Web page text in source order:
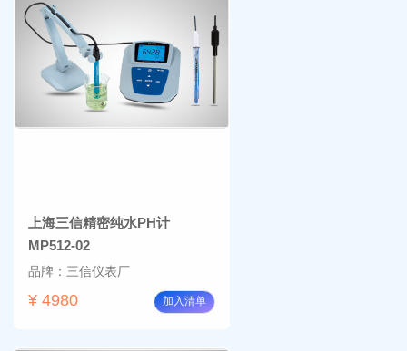
上海三信精密纯水PH计
MP512-02
品牌：三信仪表厂
¥ 4980 加入清单